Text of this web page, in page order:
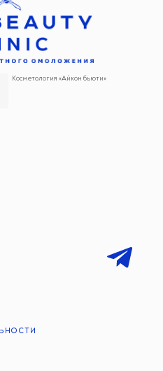
Косметология «Айкон бьюти»